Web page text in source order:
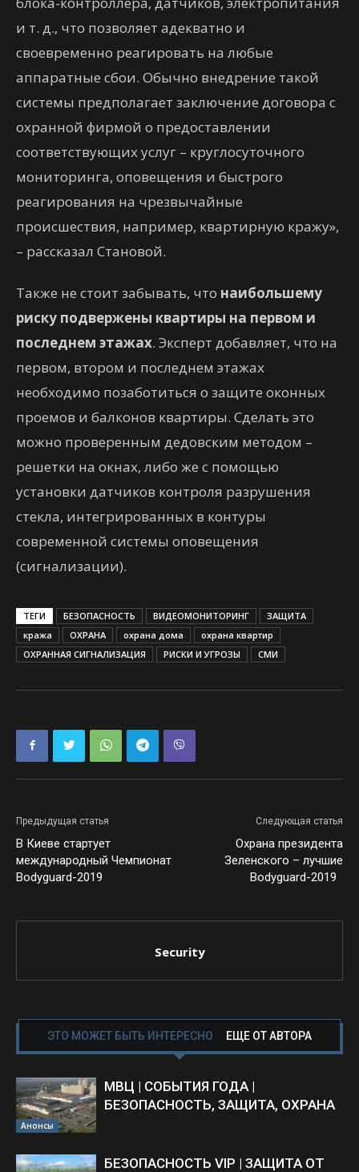
и т. д., что позволяет адекватно и
своевременно реагировать на любые
аппаратные сбои. Обычно внедрение такой
системы предполагает заключение договора с
охранной фирмой о предоставлении
соответствующих услуг – круглосуточного
мониторинга, оповещения и быстрого
реагирования на чрезвычайные
происшествия, например, квартирную кражу»,
– рассказал Становой.
Также не стоит забывать, что наибольшему
риску подвержены квартиры на первом и
последнем этажах. Эксперт добавляет, что на
первом, втором и последнем этажах
необходимо позаботиться о защите оконных
проемов и балконов квартиры. Сделать это
можно проверенным дедовским методом –
решетки на окнах, либо же с помощью
установки датчиков контроля разрушения
стекла, интегрированных в контуры
современной системы оповещения
(сигнализации).
ТЕГИ БЕЗОПАСНОСТЬ ВИДЕОМОНИТОРИНГ
ЗАЩИТА
кража
ОХРАНА охрана дома
охрана квартир
ОХРАННАЯ СИГНАЛИЗАЦИЯ
РИСКИ И УГРОЗЫ СМИ
Предыдущая статья
В Киеве стартует
международный Чемпионат
Bodyguard-2019
Следующая статья
Охрана президента
Зеленского – лучшие
Bodyguard-2019
Security
ЭТО МОЖЕТ БЫТЬ ИНТЕРЕСНО ЕЩЕ ОТ АВТОРА
Анонсы
МВЦ | СОБЫТИЯ ГОДА |
БЕЗОПАСНОСТЬ, ЗАЩИТА, ОХРАНА
БЕЗОПАСНОСТЬ VIP | ЗАЩИТА ОТ